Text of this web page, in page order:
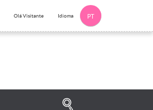
Olá Visitante Idioma PT